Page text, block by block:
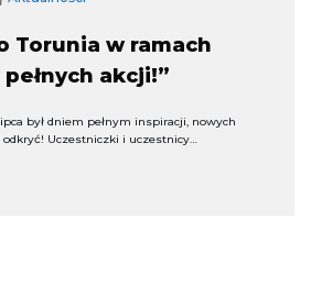
Torunia w ramach
akcji!”
był dniem pełnym inspiracji, nowych
Uczestniczki i uczestnicy…